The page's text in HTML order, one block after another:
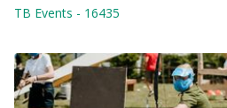
TB Events - 16435